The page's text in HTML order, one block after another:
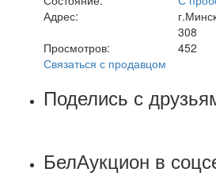
Адрес:
308
Просмотров:
452
Связаться с продавцом
Поделись с
БелАукцион в